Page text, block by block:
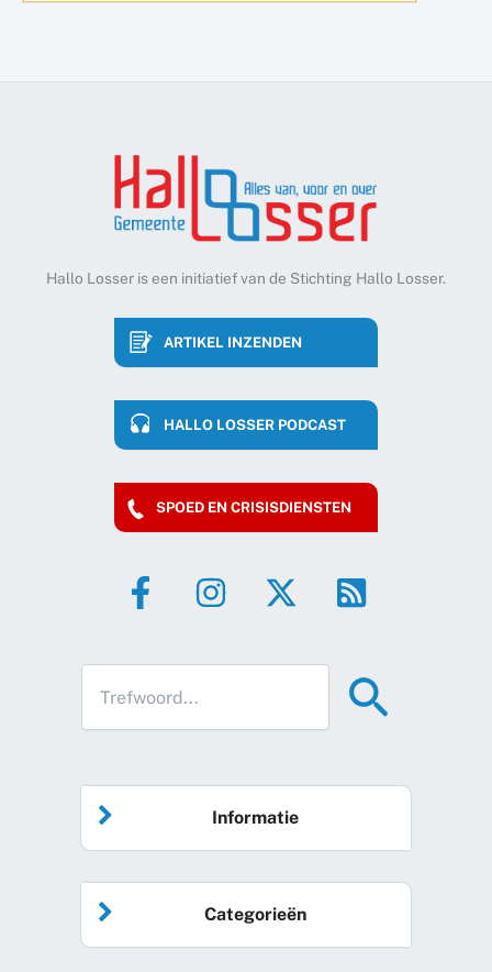
Hallo Losser is een initiatief van de Stichting Hallo Losser.
ARTIKEL INZENDEN
HALLO LOSSER PODCAST
SPOED EN CRISISDIENSTEN
Informatie
Home
Categorieën